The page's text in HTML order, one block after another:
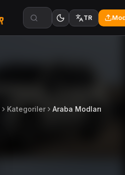
TR
Kategoriler Araba Modları